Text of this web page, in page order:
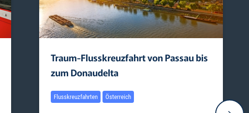
Traum-Flusskreuzfahrt von Passau bis
zum Donaudelta
Flusskreuzfahrten Österreich